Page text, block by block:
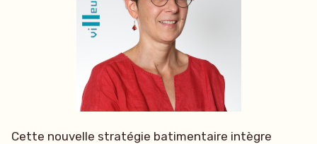
Cette nouvelle stratégie batimentaire intègre